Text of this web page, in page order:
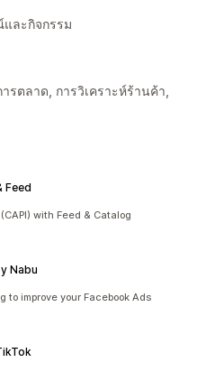
ละกิจกรรม
รตลาด, การวิเคราะห์ร้านค้า,
Feed
with Feed & Catalog
Nabu
improve your Facebook Ads